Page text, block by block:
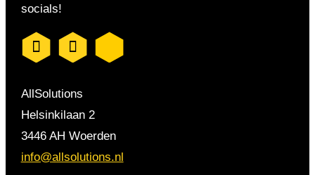
socials!
AllSolutions
Helsinkilaan 2
3446 AH Woerden
info@allsolutions.nl